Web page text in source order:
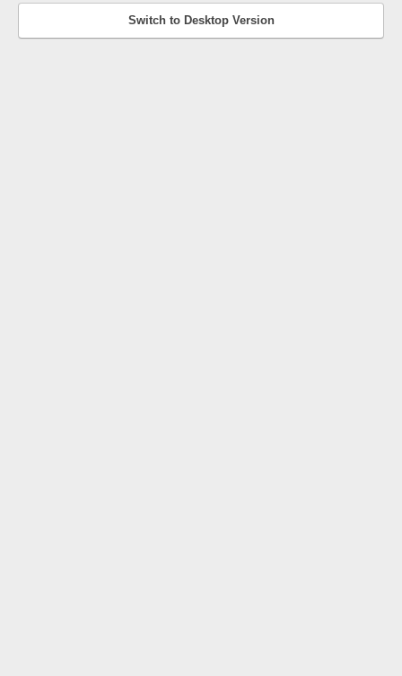
Switch to Desktop Version